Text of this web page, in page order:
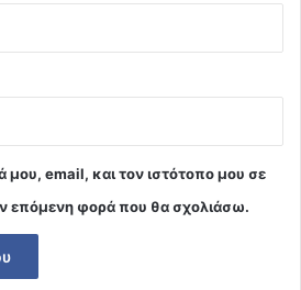
email, και τον ιστότοπο μου σε
επόμενη φορά που θα σχολιάσω.